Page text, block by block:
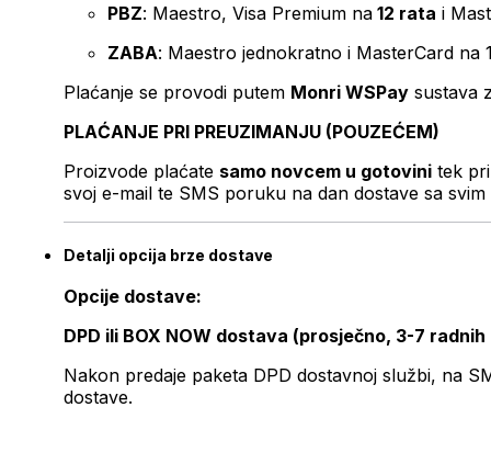
PBZ: Maestro, Visa Premium na 12 rata i
ZABA: Maestro jednokratno i MasterCard na
Plaćanje se provodi putem Monri WSPay sustava
PLAĆANJE PRI PREUZIMANJU (POUZEĆEM)
Proizvode plaćate samo novcem u gotovini tek
svoj e-mail te SMS poruku na dan dostave sa svim
Detalji opcija brze dostave
Opcije dostave:
DPD ili BOX NOW dostava (prosječno, 3-7 radnih
Nakon predaje paketa DPD dostavnoj službi, na
dostave.